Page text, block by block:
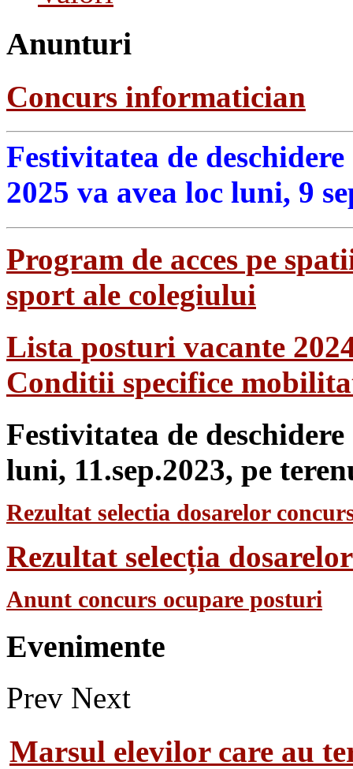
Anunturi
Concurs informatician
Festivitatea de
2025 va avea loc luni, 9
Program de acces pe
sport ale colegiului
Lista posturi vacante
Conditii specifice
Festivitatea de
luni, 11.sep.2023, pe
Rezultat selectia dosarelor
Rezultat selecția
Anunt concurs ocupare posturi
Evenimente
Prev Next
Marsul elevilor care au